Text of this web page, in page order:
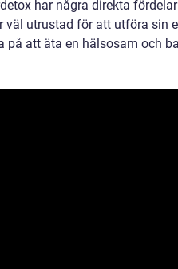
har några direkta
väl utrustad för att utföra sin
på att äta en hälsosam och